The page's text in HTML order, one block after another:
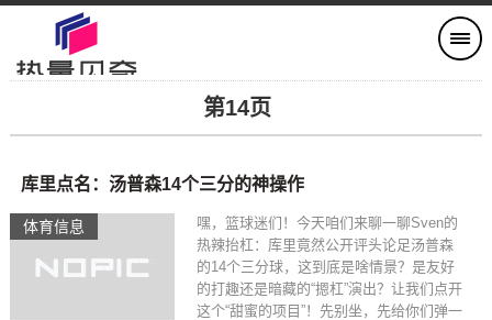
第14页
体育信息
库里点名：汤普森14个三分的神操作
嘿，篮球迷们！今天咱们来聊一聊Sven的
热辣抬杠：库里竟然公开评头论足汤普森
的14个三分球，这到底是啥情景？是友好
的打趣还是暗藏的“摁杠”演出？让我们点开
这个“甜蜜的项目”！先别坐，先给你们弹一